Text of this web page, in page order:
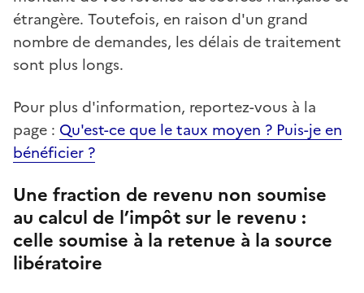
étrangère. Toutefois, en raison d'un grand
nombre de demandes, les délais de traitement
sont plus longs.
Pour plus d'information, reportez-vous à la
page : Qu'est-ce que le taux moyen ? Puis-je en
bénéficier ?
Une fraction de revenu non soumise
au calcul de l’impôt sur le revenu :
celle soumise à la retenue à la source
libératoire